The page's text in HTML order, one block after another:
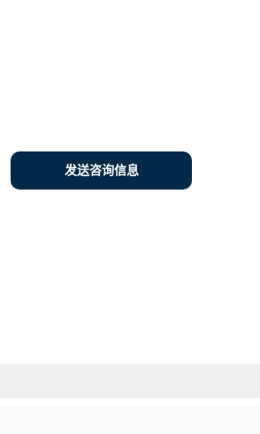
发送咨询信息